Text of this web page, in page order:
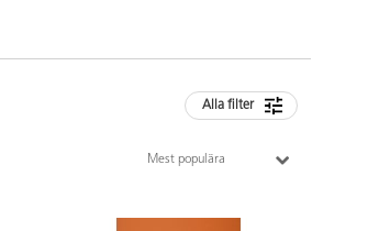
Alla filter
Mest populära